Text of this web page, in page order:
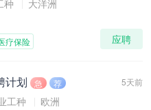
种
大洋洲
应聘
疗保险
5天前
计划 急 荐
工种
欧洲